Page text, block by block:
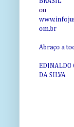
ou
om.br
Abraço a
EDINALDO
DA SILVA